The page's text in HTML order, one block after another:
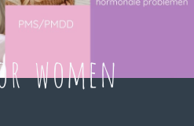
women